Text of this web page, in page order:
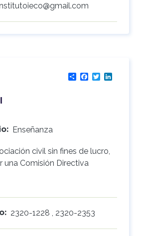
ShareFacebook
Twitter
Enseñanza
civil sin fines de lucro,
una Comisión Directiva
2320-1228 , 2320-2353